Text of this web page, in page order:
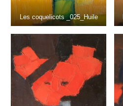
Les coquelicots _025_Huile